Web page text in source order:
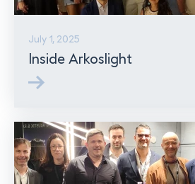
July 1, 2025
Inside Arkoslight